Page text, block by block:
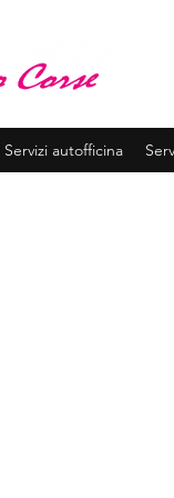
Servizi autofficina